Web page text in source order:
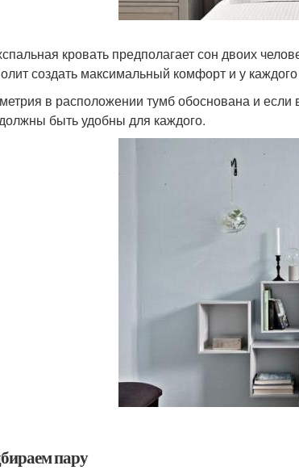
кровать предполагает сон двоих
создать максимальный комфорт и у
в расположении тумб обоснована и если
быть удобны для каждого.
пару